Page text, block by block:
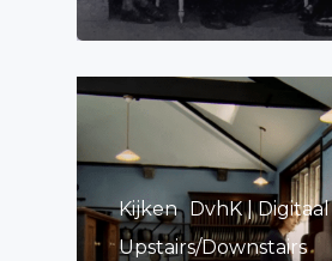
Kijken
DvhK | Digitaal
Upstairs/Downstairs